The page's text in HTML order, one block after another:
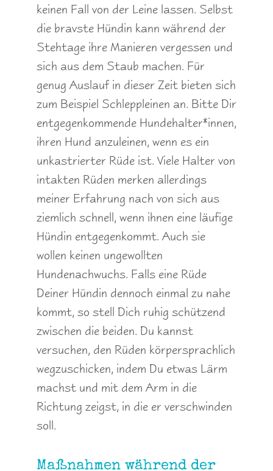
keinen Fall von der Leine lassen. Selbst
die bravste Hündin kann während der
Stehtage ihre Manieren vergessen und
sich aus dem Staub machen. Für
genug Auslauf in dieser Zeit bieten sich
zum Beispiel Schleppleinen an. Bitte Dir
entgegenkommende Hundehalter*innen,
ihren Hund anzuleinen, wenn es ein
unkastrierter Rüde ist. Viele Halter von
intakten Rüden merken allerdings
meiner Erfahrung nach von sich aus
ziemlich schnell, wenn ihnen eine läufige
Hündin entgegenkommt. Auch sie
wollen keinen ungewollten
Hundenachwuchs. Falls eine Rüde
Deiner Hündin dennoch einmal zu nahe
kommt, so stell Dich ruhig schützend
zwischen die beiden. Du kannst
versuchen, den Rüden körpersprachlich
wegzuschicken, indem Du etwas Lärm
machst und mit dem Arm in die
Richtung zeigst, in die er verschwinden
soll.
Maßnahmen während der